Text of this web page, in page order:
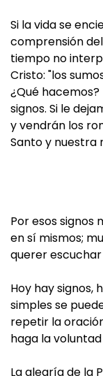
Si la vida se
comprensión
tiempo no
Cristo: "los
¿Qué
signos. Si le
y vendrán los
Santo y nuestra
Por esos signos
en sí mismos;
querer
Hoy hay signos,
simples se
repetir la
haga la
La alegría de la